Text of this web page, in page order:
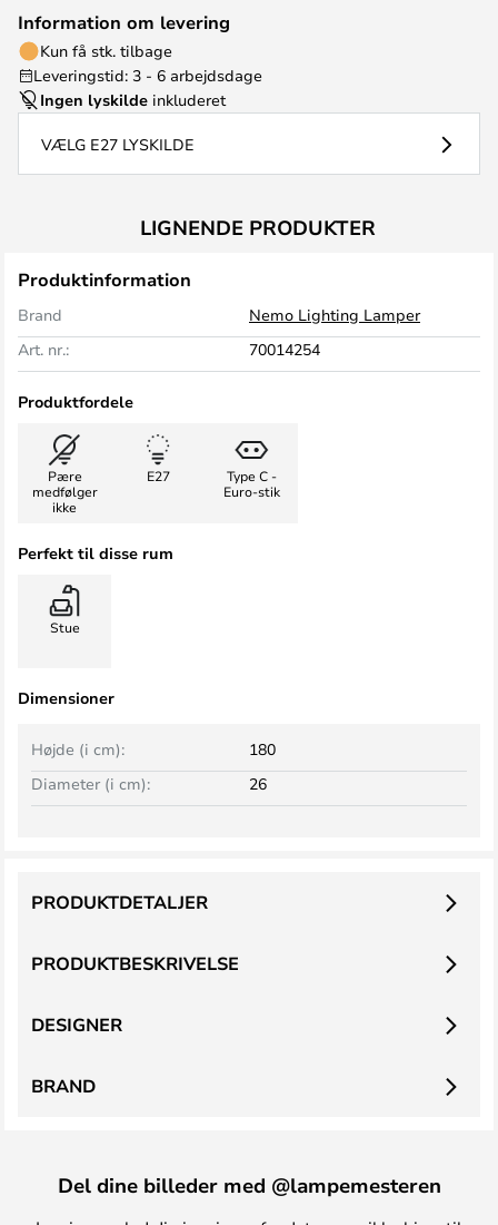
Information om levering
Kun få stk. tilbage
Leveringstid: 3 - 6 arbejdsdage
Ingen lyskilde inkluderet
VÆLG E27 LYSKILDE
LIGNENDE PRODUKTER
Produktinformation
Brand
Nemo Lighting Lamper
Art. nr.:
70014254
Produktfordele
Pære
medfølger
ikke
E27
Type C -
Euro-stik
Perfekt til disse rum
Stue
Dimensioner
Højde (i cm):
180
Diameter (i cm):
26
PRODUKTBESKRIVELSE
PRODUKTDETALJER
DESIGNER
BRAND
Del dine billeder med @lampemesteren